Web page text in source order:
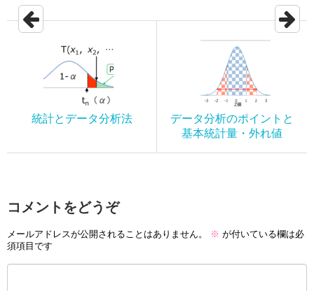
統計とデータ分析法
データ分析のポイントと
基本統計量・外れ値
コメントをどうぞ
メールアドレスが公開されることはありません。 ※ が付いている欄は必
須項目です